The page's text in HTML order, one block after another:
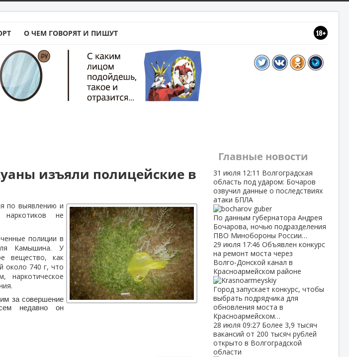
О ЧЕМ ГОВОРЯТ И ПИШУТ
изъяли полицейские в
по выявлению и
наркотиков не
полиции в
Камышина. У
вещество, как
около 740 г, что
наркотическое
за совершение
недавно он
Главные новости
31 июля 12:11 Волгоградская
область под ударом: Бочаров
озвучил данные о последствиях
атаки БПЛА
По данным губернатора Андрея
Бочарова, ночью подразделения
ПВО Минобороны России…
29 июля 17:46 Объявлен конкурс
на ремонт моста через
Волго‑Донской канал в
Красноармейском районе
Город запускает конкурс, чтобы
выбрать подрядчика для
обновления моста в
Красноармейском…
28 июля 09:27 Более 3,9 тысяч
вакансий от 200 тысяч рублей
открыто в Волгоградской
области